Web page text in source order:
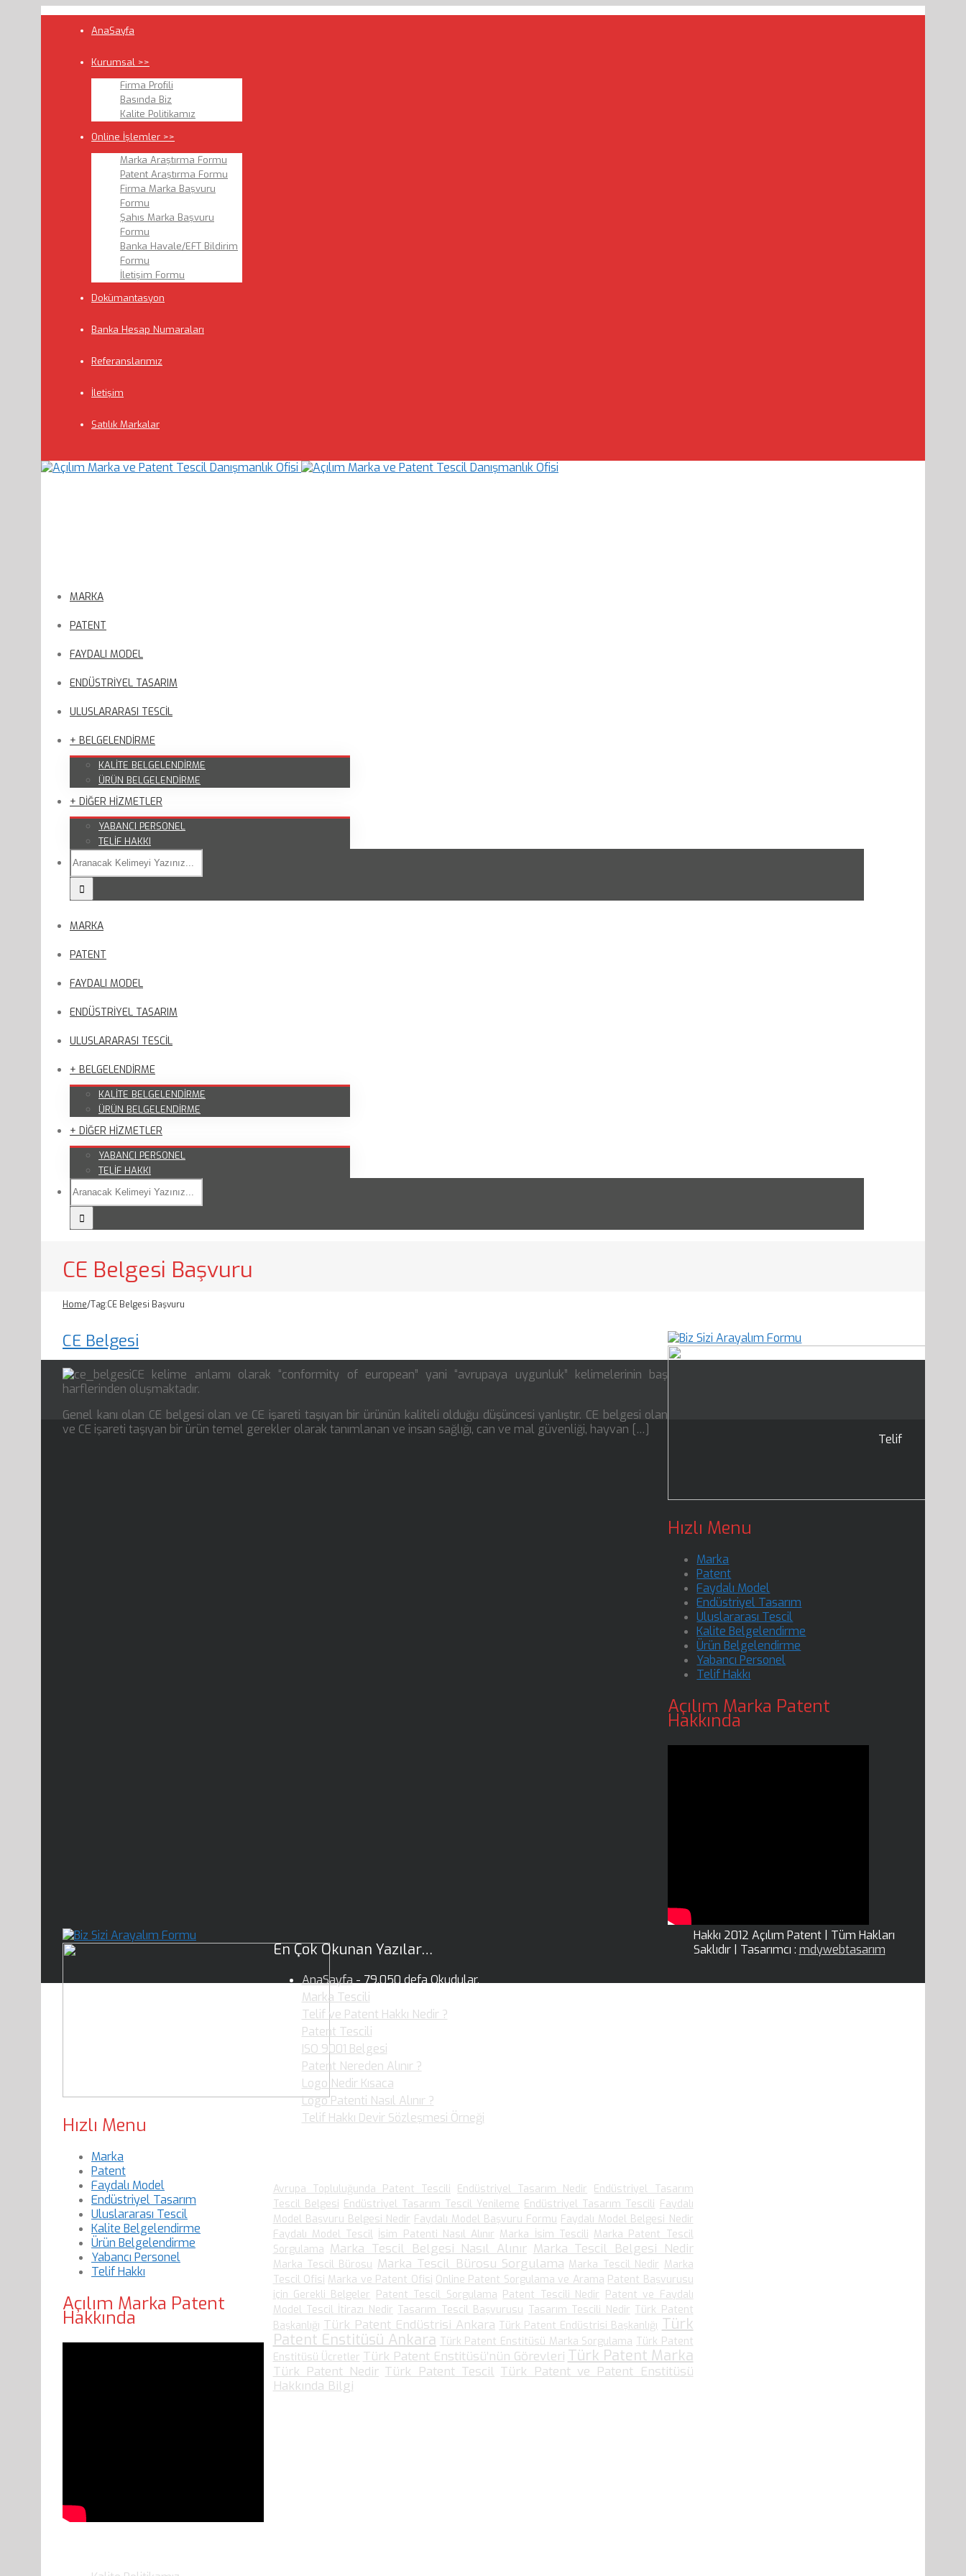
AnaSayfa
Kurumsal >>
Firma Profili
Basında Biz
Kalite Politikamız
Online İşlemler >>
Marka Araştırma Formu
Patent Araştırma Formu
Firma Marka Başvuru
Formu
Şahıs Marka Başvuru
Formu
Banka Havale/EFT Bildirim
Formu
İletişim Formu
Dokümantasyon
Banka Hesap Numaraları
Referanslarımız
İletişim
Satılık Markalar
MARKA
PATENT
FAYDALI MODEL
ENDÜSTRİYEL TASARIM
ULUSLARARASI TESCİL
+ BELGELENDİRME
KALİTE BELGELENDİRME
ÜRÜN BELGELENDİRME
+ DİĞER HİZMETLER
YABANCI PERSONEL
TELİF HAKKI
MARKA
PATENT
FAYDALI MODEL
ENDÜSTRİYEL TASARIM
ULUSLARARASI TESCİL
+ BELGELENDİRME
KALİTE BELGELENDİRME
ÜRÜN BELGELENDİRME
+ DİĞER HİZMETLER
YABANCI PERSONEL
TELİF HAKKI
CE Belgesi Başvuru
Home/Tag:CE Belgesi Başvuru
CE Belgesi
CE kelime anlamı olarak “conformity of european” yani “avrupaya uygunluk” kelimelerinin baş
harflerinden oluşmaktadır.
Genel kanı olan CE belgesi olan ve CE işareti taşıyan bir ürünün kaliteli olduğu düşüncesi yanlıştır. CE belgesi olan
ve CE işareti taşıyan bir ürün temel gerekler olarak tanımlanan ve insan sağlığı, can ve mal güvenliği, hayvan […]
Hızlı Menu
Marka
Patent
Faydalı Model
Endüstriyel Tasarım
Uluslararası Tescil
Kalite Belgelendirme
Ürün Belgelendirme
Yabancı Personel
Telif Hakkı
Açılım Marka Patent
Hakkında
Hızlı Menu
Marka
Patent
Faydalı Model
Endüstriyel Tasarım
Uluslararası Tescil
Kalite Belgelendirme
Ürün Belgelendirme
Yabancı Personel
Telif Hakkı
Açılım Marka Patent
Hakkında
En Çok Okunan Yazılar…
AnaSayfa- 79.050 defa Okudular.
Marka Tescili
Telif ve Patent Hakkı Nedir ?
Patent Tescili
ISO 9001 Belgesi
Patent Nereden Alınır ?
Logo Nedir Kısaca
Logo Patenti Nasıl Alınır ?
Telif Hakkı Devir Sözleşmesi Örneği
Avrupa Topluluğunda Patent Tescili Endüstriyel Tasarım Nedir Endüstriyel Tasarım
Tescil Belgesi Endüstriyel Tasarım Tescil Yenileme Endüstriyel Tasarım Tescili Faydalı
Model Başvuru Belgesi Nedir Faydalı Model Başvuru Formu Faydalı Model Belgesi Nedir
Faydalı Model Tescil İsim Patenti Nasıl Alınır Marka İsim Tescili Marka Patent Tescil
Sorgulama Marka Tescil Belgesi Nasıl Alınır Marka Tescil Belgesi Nedir
Marka Tescil Bürosu Marka Tescil Bürosu Sorgulama Marka Tescil Nedir Marka
Tescil Ofisi Marka ve Patent Ofisi Online Patent Sorgulama ve Arama Patent Başvurusu
için Gerekli Belgeler Patent Tescil Sorgulama Patent Tescili Nedir Patent ve Faydalı
Model Tescil İtirazı Nedir Tasarım Tescil Başvurusu Tasarım Tescili Nedir Türk Patent
Başkanlığı Türk Patent Endüstrisi Ankara Türk Patent Endüstrisi Başkanlığı Türk
Patent Enstitüsü Ankara Türk Patent Enstitüsü Marka Sorgulama Türk Patent
Enstitüsü Ücretler Türk Patent Enstitüsü’nün Görevleri Türk Patent Marka
Türk Patent Nedir Türk Patent Tescil Türk Patent ve Patent Enstitüsü
Hakkında Bilgi
Telif
Hakkı 2012 Açılım Patent | Tüm Hakları
Saklıdır | Tasarımcı : mdywebtasarım